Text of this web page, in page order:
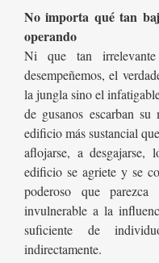
No importa qué tan
operando
Ni que tan
desempeñemos, el
la jungla sino el
de gusanos escarban
edificio más sustancial
aflojarse, a desgajarse,
edificio se agriete y se
poderoso que
invulnerable a la
suficiente de
indirectamente.